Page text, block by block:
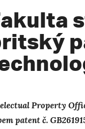
Property
patent č.